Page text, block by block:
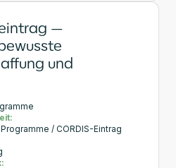
—
und
/ CORDIS-Eintrag